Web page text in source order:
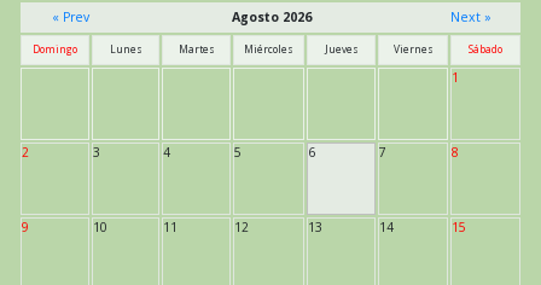
« Prev
Agosto 2026 Next »
Domingo Lunes Martes Miércoles Jueves Viernes Sábado
1
2 3 4 5 6 7 8
9 10 11 12 13 14 15